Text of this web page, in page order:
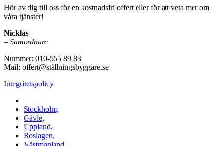
Hör av dig till oss för en kostnadsfri offert eller för att veta mer om
våra tjänster!
Nicklas
– Samordnare
Nummer: 010-555 89 83
Mail: offert@ställningsbyggare.se
Integritetspolicy
Stockholm,
Gävle,
Uppland,
Roslagen,
Västmanland,